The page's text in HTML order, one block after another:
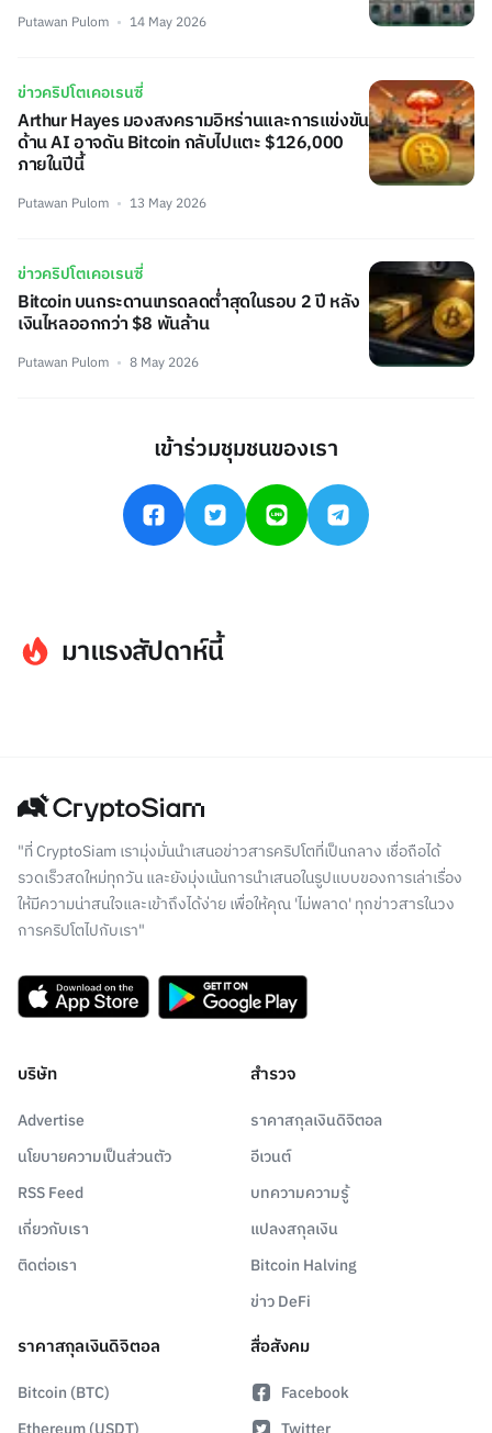
Putawan Pulom 14 May 2026
ข่าวคริปโตเคอเรนซี่
Arthur Hayes มองสงครามอิหร่านและการแข่งขัน
ด้าน AI อาจดัน Bitcoin กลับไปแตะ $126,000
ภายในปีนี้
Putawan Pulom 13 May 2026
ข่าวคริปโตเคอเรนซี่
Bitcoin บนกระดานเทรดลดต่ำสุดในรอบ 2 ปี หลัง
เงินไหลออกกว่า $8 พันล้าน
Putawan Pulom 8 May 2026
เข้าร่วมชุมชนของเรา
มาแรงสัปดาห์นี้
"ที่ CryptoSiam เรามุ่งมั่นนำเสนอข่าวสารคริปโตที่เป็นกลาง เชื่อถือได้
รวดเร็วสดใหม่ทุกวัน และยังมุ่งเน้นการนำเสนอในรูปแบบของการเล่าเรื่อง
ให้มีความน่าสนใจและเข้าถึงได้ง่าย เพื่อให้คุณ 'ไม่พลาด' ทุกข่าวสารในวง
การคริปโตไปกับเรา"
บริษัท
Advertise
นโยบายความเป็นส่วนตัว
RSS Feed
เกี่ยวกับเรา
ติดต่อเรา
สำรวจ
ราคาสกุลเงินดิจิตอล
อีเวนต์
บทความความรู้
แปลงสกุลเงิน
Bitcoin Halving
ข่าว DeFi
ราคาสกุลเงินดิจิตอล
Bitcoin (BTC)
สื่อสังคม
Facebook